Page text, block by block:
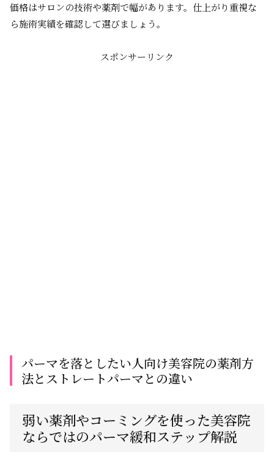
価格はサロンの技術や薬剤で幅があります。仕上がり重視な
ら施術実績を確認して選びましょう。
スポンサーリンク
パーマを落としたい人向け美容院の薬剤方
法とストレートパーマとの違い
弱い薬剤やコーミングを使った美容院
ならではのパーマ緩和ステップ解説